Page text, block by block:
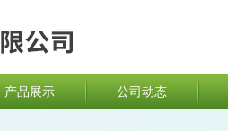
产品展示 公司动态